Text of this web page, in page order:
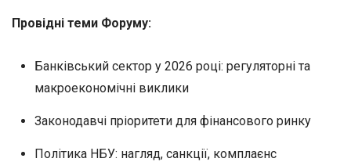
Провідні теми Форуму:
Банківський сектор у 2026 році: регуляторні та
макроекономічні виклики
Законодавчі пріоритети для фінансового ринку
Політика НБУ: нагляд, санкції, комплаєнс